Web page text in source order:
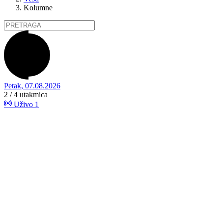
Kolumne
Petak, 07.08.2026
2 / 4 utakmica
Uživo 1